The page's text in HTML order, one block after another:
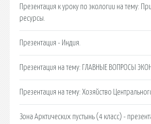
Презентация к уроку по экологии на тему:
ресурсы.
Презентация - Индия.
Презентация на тему: ГЛАВНЫЕ ВОПРОСЫ
Презентация на тему: Хозяйство
Зона Арктических пустынь (4 класс) -